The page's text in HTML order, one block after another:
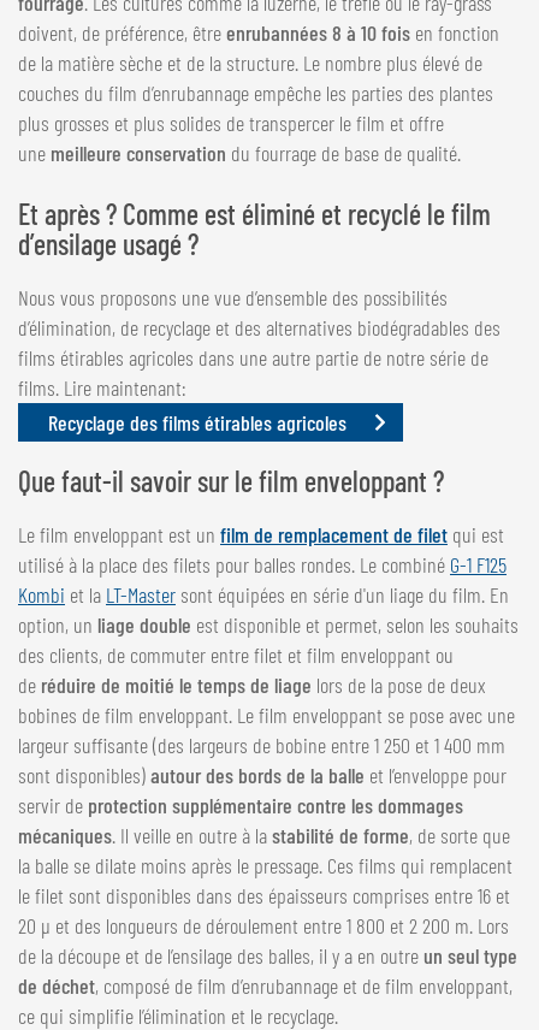
doivent, de préférence, êtreenrubannées 8 à 10 fois en fonction
de la matière sèche et de la structure. Le nombre plus élevé de
couches du film d’enrubannage empêche les parties des plantes
plus grosses et plus solides de transpercer le film et offre
une meilleure conservation du fourrage de base de qualité.
Et après ? Comme est éliminé et recyclé le film
d’ensilage usagé ?
Nous vous proposons une vue d’ensemble des possibilités
d’élimination, de recyclage et des alternatives biodégradables des
films étirables agricoles dans une autre partie de notre série de
films. Lire maintenant:
Recyclage des films étirables agricoles
Que faut-il savoir sur le film enveloppant ?
Le film enveloppant est un film de remplacement de filet qui est
utilisé à la place des filets pour balles rondes. Le combiné G-1 F125
Kombi et la LT-Master sont équipées en série d'un liage du film. En
option, un liage double est disponible et permet, selon les souhaits
des clients, de commuter entre filet et film enveloppant ou
de réduire de moitié le temps de liage lors de la pose de deux
bobines de film enveloppant. Le film enveloppant se pose avec une
largeur suffisante (des largeurs de bobine entre 1 250 et 1 400 mm
sont disponibles)autour des bords de la balle et l’enveloppe pour
servir de protection supplémentaire contre les dommages
mécaniques. Il veille en outre à lastabilité de forme, de sorte que
la balle se dilate moins après le pressage. Ces films qui remplacent
le filet sont disponibles dans des épaisseurs comprises entre 16 et
20 µ et des longueurs de déroulement entre 1 800 et 2 200 m. Lors
de la découpe et de l’ensilage des balles, il y a en outre un seul type
de déchet, composé de film d’enrubannage et de film enveloppant,
ce qui simplifie l’élimination et le recyclage.